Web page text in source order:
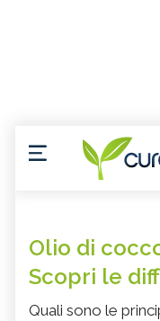
Olio di
Scopri le
Quali sono le